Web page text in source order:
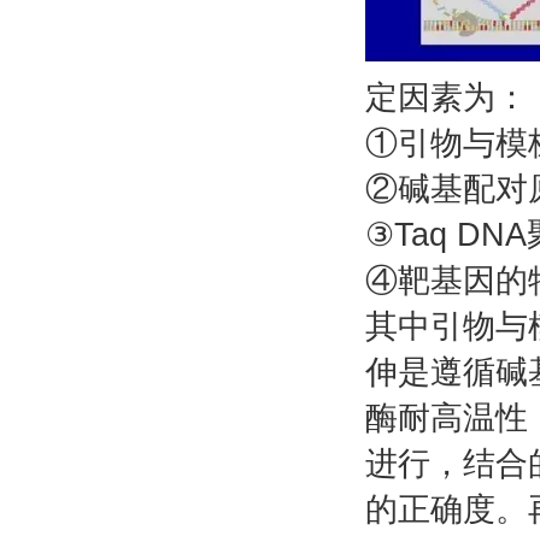
定因素为：
①引物与模
②碱基配对
③Taq DNA
④靶基因的
其中引物与
伸是遵循碱
酶耐高温性
进行，结合
的正确度。